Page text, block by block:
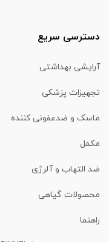
دسترسی سریع
آرایشی بهداشتی
تجهیزات پزشکی
ماسک و ضدعفونی کننده
مکمل
ضد التهاب و آلرژی
محصولات گیاهی
راهنما